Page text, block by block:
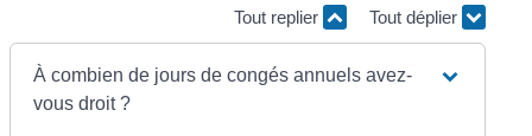
Tout replier Tout déplier
À combien de jours de congés annuels avez-
vous droit ?